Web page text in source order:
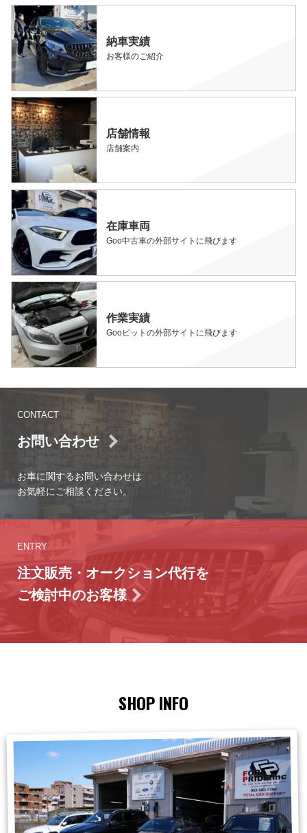
納車実績
お客様のご紹介
店舗情報
店舗案内
在庫車両
Goo中古車の外部サイトに飛びます
作業実績
Gooピットの外部サイトに飛びます
CONTACT
お問い合わせ
お車に関するお問い合わせは
お気軽にご相談ください。
ENTRY
注文販売・オークション代行を
ご検討中のお客様
SHOP INFO